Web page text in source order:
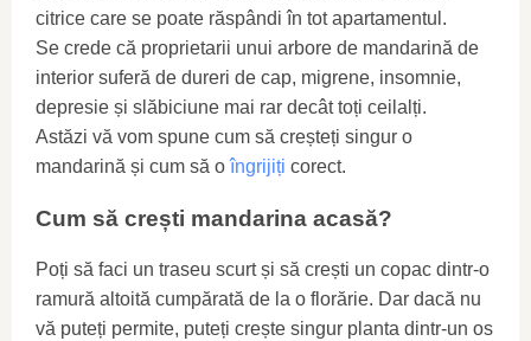
citrice care se poate răspândi în tot apartamentul.
Se crede că proprietarii unui arbore de mandarină de
interior suferă de dureri de cap, migrene, insomnie,
depresie și slăbiciune mai rar decât toți ceilalți.
Astăzi vă vom spune cum să creșteți singur o
mandarină și cum să oîngrijiți corect.
Cum să crești mandarina acasă?
Poți să faci un traseu scurt și să crești un copac dintr-o
ramură altoită cumpărată de la o florărie. Dar dacă nu
vă puteți permite, puteți crește singur planta dintr-un os